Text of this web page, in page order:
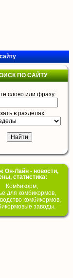
ПО САЙТУ
слово или фразу:
в разделах:
Он-Лайн - новости,
статистика:
Комбикорм,
для комбикормов,
комбикормов,
заводы.